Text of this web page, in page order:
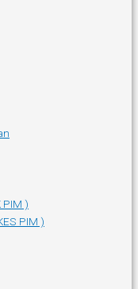
PIM )
PIM )